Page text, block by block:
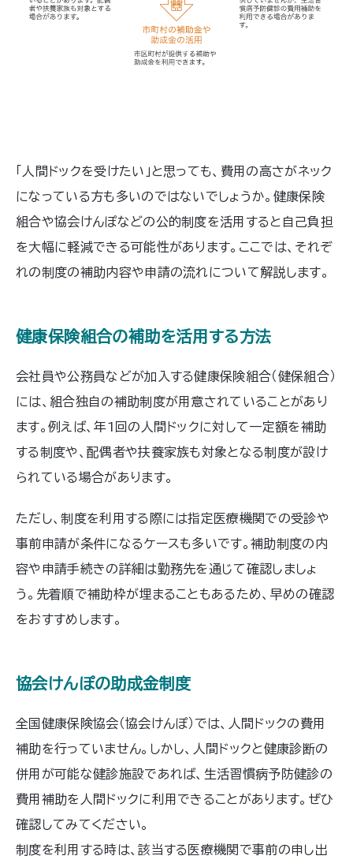
「人間ドックを受けたい」と思っても、費用の高さがネック
になっている方も多いのではないでしょうか。健康保険
組合や協会けんぽなどの公的制度を活用すると自己負担
を大幅に軽減できる可能性があります。ここでは、それぞ
れの制度の補助内容や申請の流れについて解説します。
健康保険組合の補助を活用する方法
会社員や公務員などが加入する健康保険組合（健保組合）
には、組合独自の補助制度が用意されていることがあり
ます。例えば、年1回の人間ドックに対して一定額を補助
する制度や、配偶者や扶養家族も対象となる制度が設け
られている場合があります。
ただし、制度を利用する際には指定医療機関での受診や
事前申請が条件になるケースも多いです。補助制度の内
容や申請手続きの詳細は勤務先を通じて確認しましょ
う。先着順で補助枠が埋まることもあるため、早めの確認
をおすすめします。
協会けんぽの助成金制度
全国健康保険協会（協会けんぽ）では、人間ドックの費用
補助を行っていません。しかし、人間ドックと健康診断の
併用が可能な健診施設であれば、生活習慣病予防健診の
費用補助を人間ドックに利用できることがあります。ぜひ
確認してみてください。
制度を利用する時は、該当する医療機関で事前の申し出